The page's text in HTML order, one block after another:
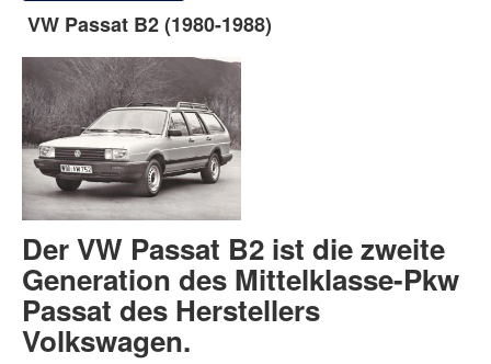
VW Passat B2 (1980-1988)
Der VW Passat B2 ist die zweite
Generation des Mittelklasse-Pkw
Passat des Herstellers
Volkswagen.